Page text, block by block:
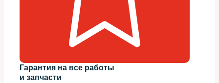
Гарантия на все работы
и запчасти